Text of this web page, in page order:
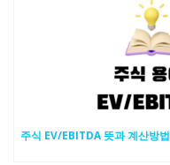
주식 EV/EBITDA 뜻과 계산방법